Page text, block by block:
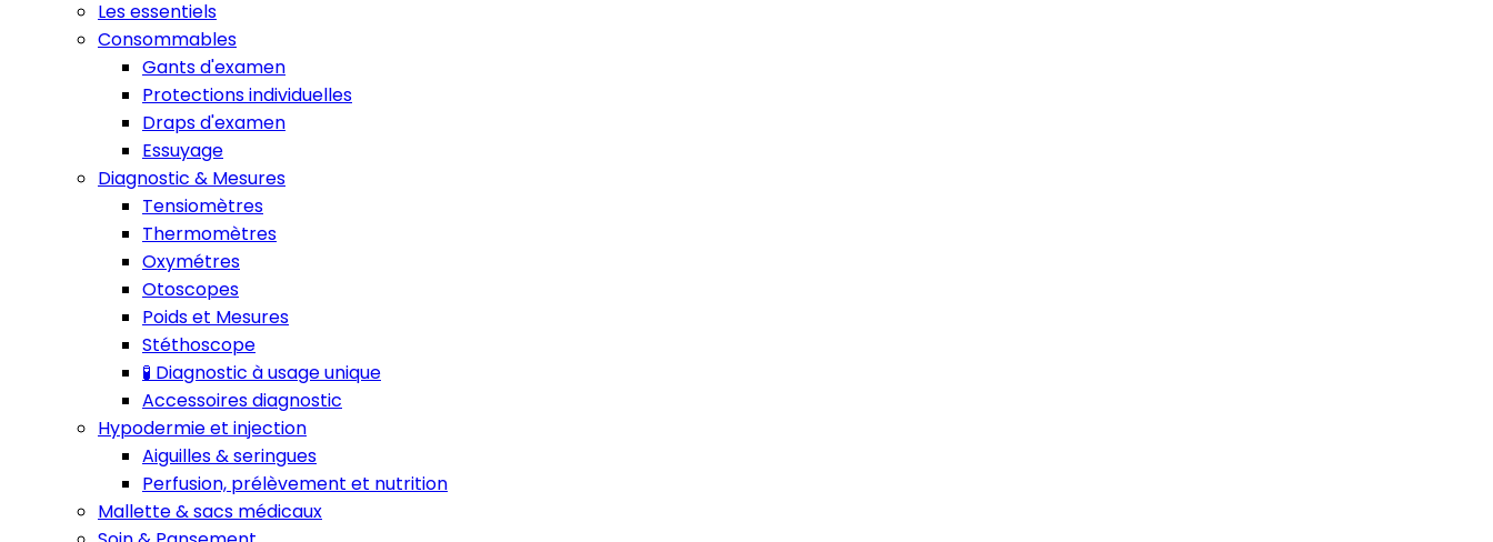
Les essentiels
Consommables
Gants d'examen
Protections individuelles
Draps d'examen
Essuyage
Diagnostic & Mesures
Tensiomètres
Thermomètres
Oxymétres
Otoscopes
Poids et Mesures
Stéthoscope
🧪 Diagnostic à usage unique
Accessoires diagnostic
Hypodermie et injection
Aiguilles & seringues
Perfusion, prélèvement et nutrition
Mallette & sacs médicaux